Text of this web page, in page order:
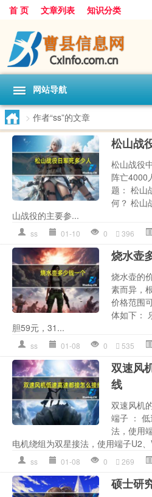
首 页 文章列表 知识分类
网站导航
> 作者“ss”的文章
松山战
松山战役
阵亡4000
题： 松山
何？ 松山
山战役的主要参...
ss 01-10 0 396
烧水壶
烧水壶的
素而异，
价格范围
体如下：
胆59元，31...
ss 01-08 0 535
双速风
线
双速风机
端子 ：
法，使用
电机绕组为双星接法，使用端子U2
ss 01-08 0 269
硕士研